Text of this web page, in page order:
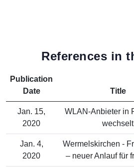
References in
Publication
Date
Title
Jan. 15,
2020
WLAN-Anbieter in
wechselt
Jan. 4,
2020
Wermelskirchen -
– neuer Anlauf für